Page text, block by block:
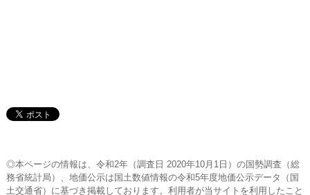
◎本ページの情報は、令和2年（調査日 2020年10月1日）の国勢調査（総
務省統計局）、地価公示は国土数値情報の令和5年度地価公示データ（国
土交通省）に基づき掲載しております。利用者が当サイトを利用したこと